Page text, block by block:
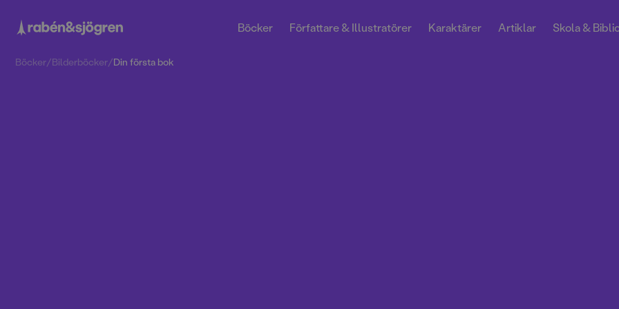
Böcker Författare & Illustratörer Karaktärer Artiklar Skola &
Böcker/Bilderböcker/Din första bok